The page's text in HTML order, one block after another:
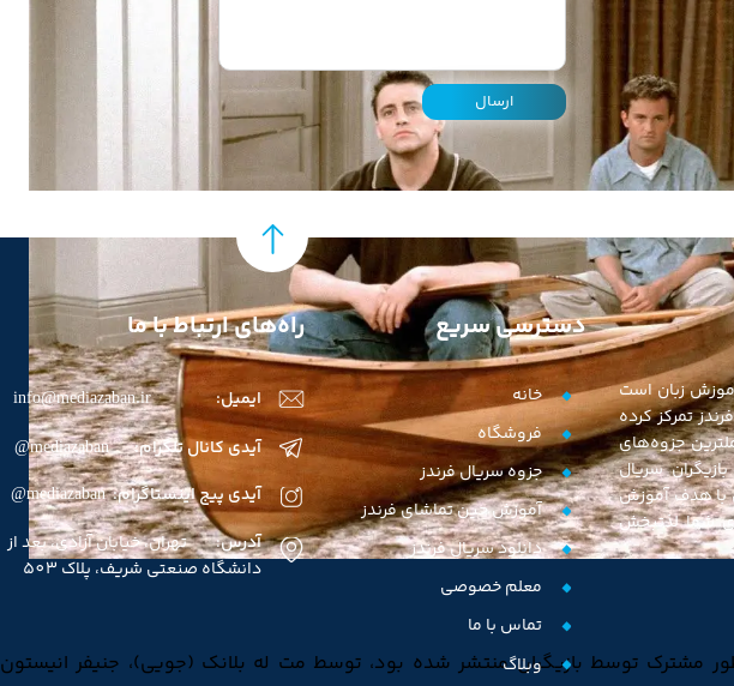
مشترک توسط بازیگران منتشر شده بود، توسط مت له بلانک (جویی)، جنیفر انیستون
ارسال
زبان است
تمرکز کرده
جزوه‌های
سریال
با هدف آموزش
شما لذتبخش
خانه
فروشگاه
جزوه سریال فرندز
آموزش حین تماشای فرندز
دانلود سریال فرندز
معلم خصوصی
تماس با ما
وبلاگ
دسترسی سریع راه‌های ارتباط با ما
ایمیل:info@mediazaban.ir
آدرس: تهران، خیابان آزادی، بعد از
دانشگاه صنعتی شریف، پلاک 503
آیدی کانال تلگرام: mediazaban@
آیدی پیج اینستاگرام: mediazaban@